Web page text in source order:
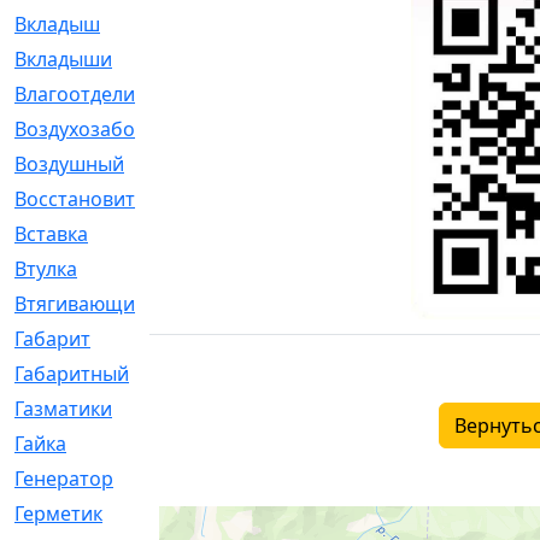
Вкладыш
Вкладыши
Влагоотделитель
Воздухозаборник
Воздушный
Восстановительный
Вставка
Втулка
Втягивающий
Габарит
[286]
Габаритный
Газматики
Гайка
Генератор
Герметик
[15]